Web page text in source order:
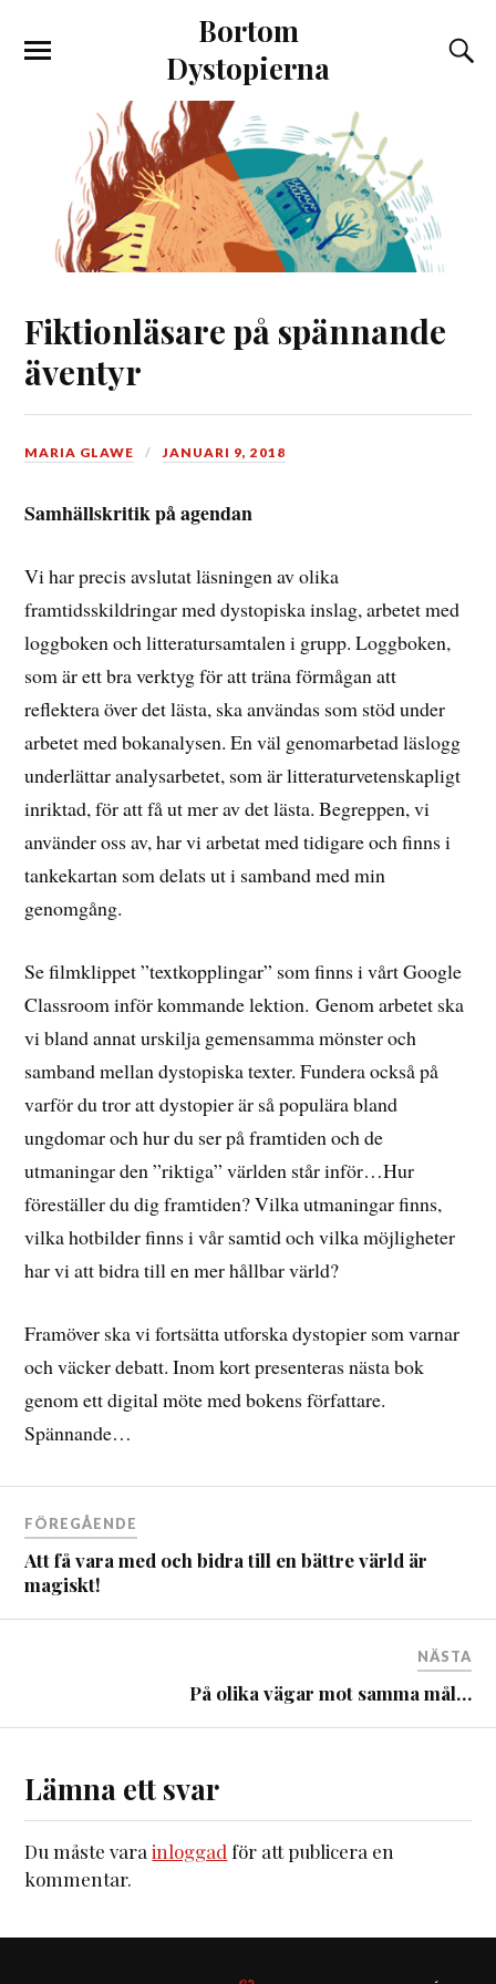
Bortom
Dystopierna
Fiktionläsare på spännande
äventyr
MARIA GLAWE JANUARI 9, 2018
Samhällskritik på agendan
Vi har precis avslutat läsningen av olika
framtidsskildringar med dystopiska inslag, arbetet med
loggboken och litteratursamtalen i grupp. Loggboken,
som är ett bra verktyg för att träna förmågan att
reflektera över det lästa, ska användas som stöd under
arbetet med bokanalysen. En väl genomarbetad läslogg
underlättar analysarbetet, som är litteraturvetenskapligt
inriktad, för att få ut mer av det lästa. Begreppen, vi
använder oss av, har vi arbetat med tidigare och finns i
tankekartan som delats ut i samband med min
genomgång.
Se filmklippet ”textkopplingar” som finns i vårt Google
Classroom inför kommande lektion. Genom arbetet ska
vi bland annat urskilja gemensamma mönster och
samband mellan dystopiska texter. Fundera också på
varför du tror att dystopier är så populära bland
ungdomar och hur du ser på framtiden och de
utmaningar den ”riktiga” världen står inför…Hur
föreställer du dig framtiden? Vilka utmaningar finns,
vilka hotbilder finns i vår samtid och vilka möjligheter
har vi att bidra till en mer hållbar värld?
Framöver ska vi fortsätta utforska dystopier som varnar
och väcker debatt. Inom kort presenteras nästa bok
genom ett digital möte med bokens författare.
Spännande…
FÖREGÅENDE
Att få vara med och bidra till en bättre värld är
magiskt!
NÄSTA
På olika vägar mot samma mål…
Lämna ett svar
Du måste varainloggad för att publicera en
kommentar.